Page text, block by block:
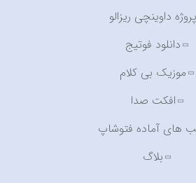
پروژه داوینچی ریزالو
دانلود فوتیج
موزیک بی کلام
افکت صدا
های آماده فتوشاپ
بلاگ